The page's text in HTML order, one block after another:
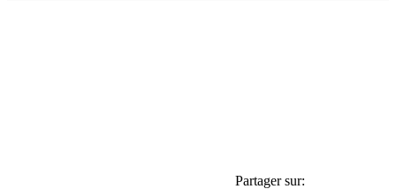
Partager sur: